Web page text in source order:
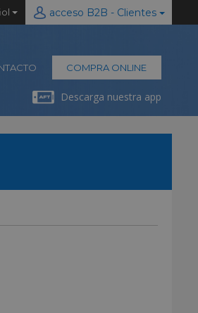
acceso B2B - Clientes
COMPRA ONLINE
Descarga nuestra app